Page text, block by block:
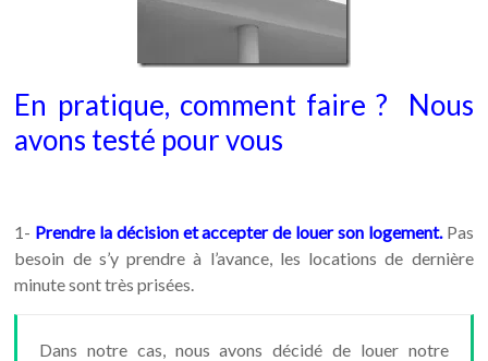
En pratique, comment faire ? Nous
avons testé pour vous
1- Prendre la décision et accepter de louer son logement.Pas
besoin de s’y prendre à l’avance, les locations de dernière
minute sont très prisées.
Dans notre cas, nous avons décidé de louer notre